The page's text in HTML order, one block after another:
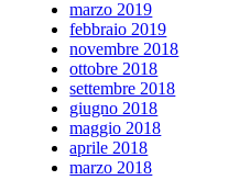
marzo 2019
febbraio 2019
novembre 2018
ottobre 2018
settembre 2018
giugno 2018
maggio 2018
aprile 2018
marzo 2018